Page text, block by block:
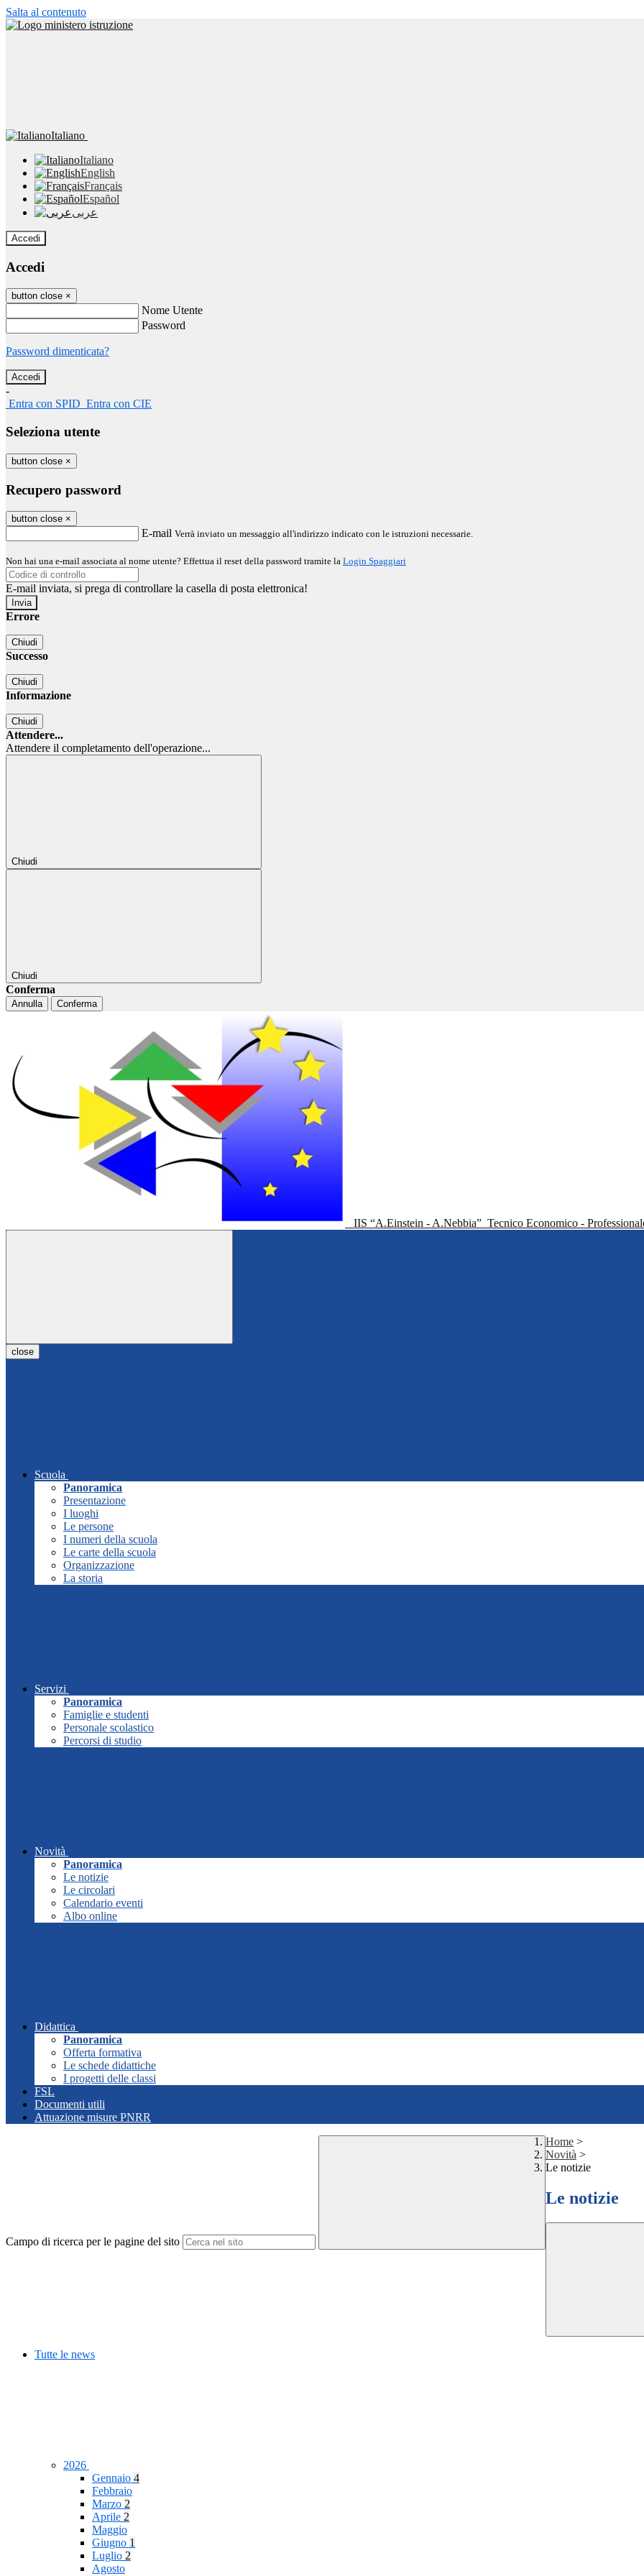
Salta al contenuto
Italiano
Italiano
English
Français
Español
عربى
Accedi
Accedi
button close ×
Nome Utente
Password
Password dimenticata?
-
Entra con SPID Entra con CIE
Seleziona utente
button close ×
Recupero password
button close ×
E-mail Verrà inviato un messaggio all'indirizzo indicato con le istruzioni necessarie.
Non hai una e-mail associata al nome utente? Effettua il reset della password tramite la Login Spaggiari
E-mail inviata, si prega di controllare la casella di posta elettronica!
Errore
Chiudi
Successo
Chiudi
Informazione
Chiudi
Attendere...
Attendere il completamento dell'operazione...
Chiudi
Chiudi
Conferma
Annulla Conferma
IIS “A.Einstein - A.Nebbia” Tecnico Economico -
close
Scuola
Panoramica
Presentazione
I luoghi
Le persone
I numeri della scuola
Le carte della scuola
Organizzazione
La storia
Servizi
Panoramica
Famiglie e studenti
Personale scolastico
Percorsi di studio
Novità
Panoramica
Le notizie
Le circolari
Calendario eventi
Albo online
Didattica
Panoramica
Offerta formativa
Le schede didattiche
I progetti delle classi
FSL
Documenti utili
Attuazione misure PNRR
Campo di ricerca per le pagine del sito
Home >
Novità >
Le notizie
Le notizie
Tutte le news
2026
Gennaio 4
Febbraio
Marzo 2
Aprile 2
Maggio
Giugno 1
Luglio 2
Agosto